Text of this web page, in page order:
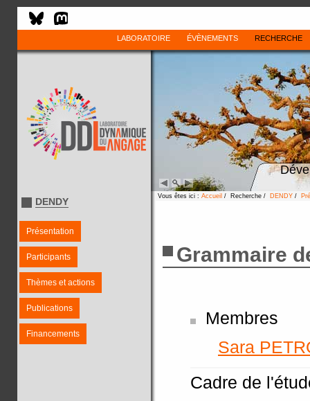
LABORATOIRE ÉVÈNEMENTS RECHERCHE
DENDY
Présentation
Participants
Thèmes et actions
Publications
Financements
Vous êtes ici : Accueil / Recherche / DENDY /
Grammaire
Membres
Sara
Cadre de